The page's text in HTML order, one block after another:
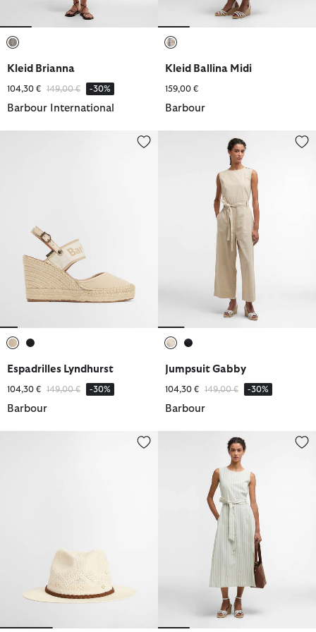
Kleid Brianna
104,30 € Reduziert von
149,00 €bis-30%
Barbour International
Kleid Ballina Midi
159,00 €
Barbour
Espadrilles Lyndhurst
104,30 € Reduziert von
149,00 €bis-30%
Barbour
Jumpsuit Gabby
Jumpsuit Gabby
104,30 € Reduziert von
149,00 €bis-30%
Barbour
Kleid Inez Striped Midi